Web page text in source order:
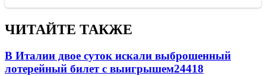
ЧИТАЙТЕ ТАКЖЕ
В Италии двое суток искали выброшенный
лотерейный билет с выигрышем24418